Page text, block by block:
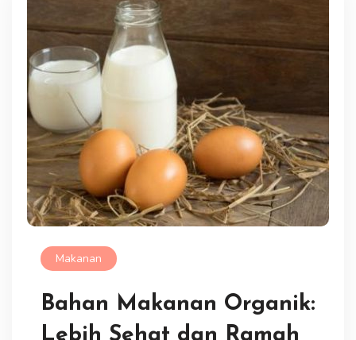
Makanan
Bahan Makanan Organik:
Lebih Sehat dan Ramah